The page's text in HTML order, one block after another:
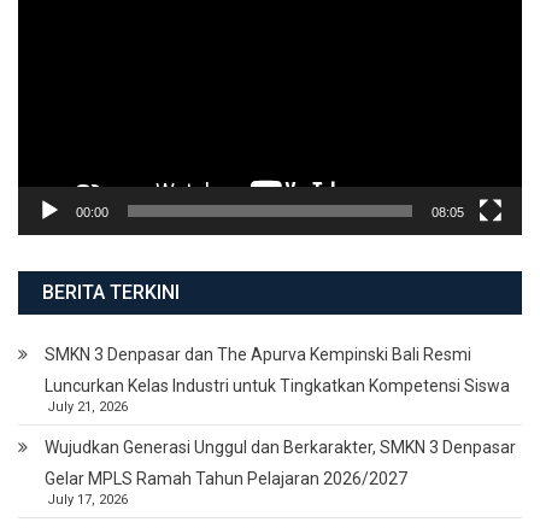
00:00 08:05
BERITA TERKINI
SMKN 3 Denpasar dan The Apurva Kempinski Bali Resmi
Luncurkan Kelas Industri untuk Tingkatkan Kompetensi Siswa
July 21, 2026
Wujudkan Generasi Unggul dan Berkarakter, SMKN 3 Denpasar
Gelar MPLS Ramah Tahun Pelajaran 2026/2027
July 17, 2026